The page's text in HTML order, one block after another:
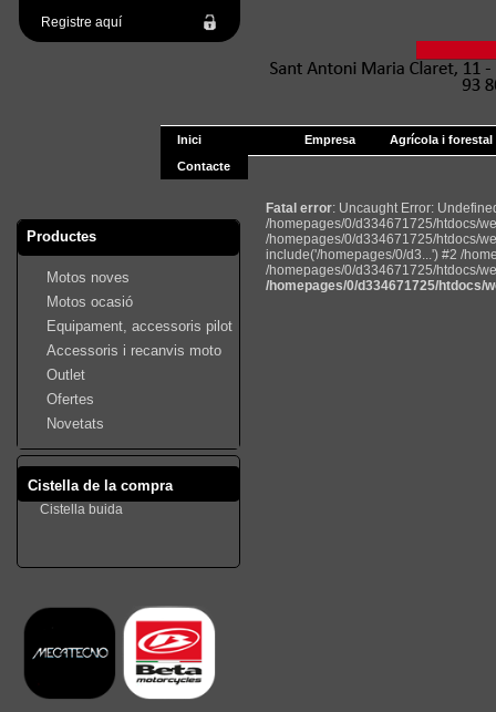
Registre aquí
Inici Empresa
Agrícola i forestal
Contacte
Productes
Motos noves
Motos ocasió
Equipament, accessoris pilot
Accessoris i recanvis moto
Outlet
Ofertes
Novetats
Cistella de la compra
Cistella buida
Fatal error: Uncaught Error:
/homepages/0/d334671725/htdocs/
/homepages/0/d334671725/htdocs/
include('/homepages/0/d3...') #2 /
/homepages/0/d334671725/htdocs/
/homepages/0/d334671725/htdocs/